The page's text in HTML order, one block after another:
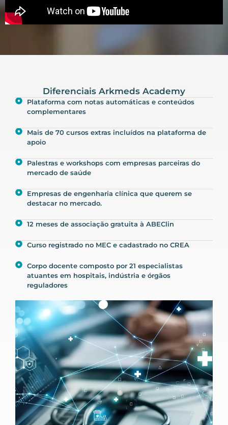
Diferenciais Arkmeds Academy
Plataforma com notas automáticas e conteúdos
complementares
Mais de 70 cursos extras incluídos na plataforma de
apoio
Palestras e workshops com empresas parceiras do
mercado de saúde
Empresas de engenharia clínica que querem se
destacar no mercado.
12 meses de associação gratuita à ABEClin
Curso registrado no MEC e cadastrado no CREA
Corpo docente composto por 21 especialistas
atuantes em hospitais, indústria e órgãos
reguladores